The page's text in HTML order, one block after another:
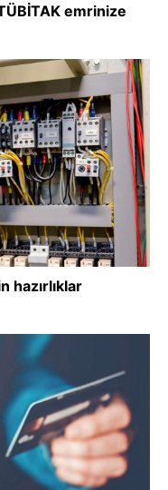
emrinize
hazırlıklar